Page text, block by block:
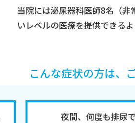
当院には泌尿器科医師8名（非
いレベルの医療を提供できる
こんな症状の方は、
夜間、何度も排尿